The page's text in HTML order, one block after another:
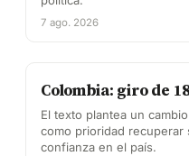
7 ago. 2026
Colombia: giro de
El texto plantea un
como prioridad recuperar
confianza en el país.